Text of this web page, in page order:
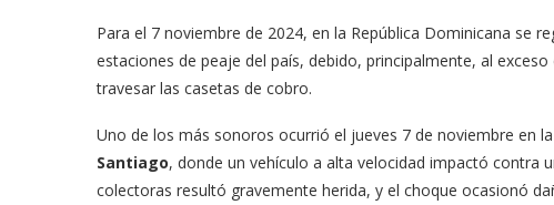
Para el 7 noviembre de 2024, en la República Dominicana se
estaciones de peaje del país, debido, principalmente, al
travesar las casetas de cobro.
Uno de los más sonoros ocurrió el jueves 7 de noviembre en la
Santiago, donde un vehículo a alta velocidad impactó contra
colectoras resultó gravemente herida, y el choque ocasionó